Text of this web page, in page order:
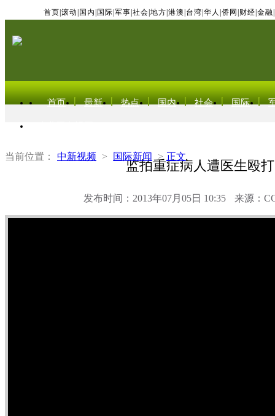
首页 滚动 国内 国际 军事 社会 地方 港澳 台湾 华人 侨网 财经 金融
首页 最新 热点 国内 社会 国际
当前位置： 中新视频 > 国际新闻 > 正文
监拍重症病人遭医生殴打
发布时间：2013年07月05日 10:35 来源：